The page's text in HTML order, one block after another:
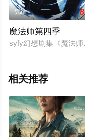
完结
魔法师第四季
syfy幻想剧集《魔法
相关推荐